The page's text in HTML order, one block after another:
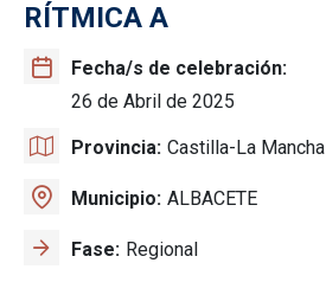
RÍTMICA A
Fecha/s de celebración
26 de Abril de 2025
Provincia Castilla-La Mancha
Municipio ALBACETE
Fase Regional